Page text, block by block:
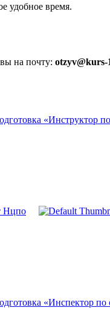
удобное время.
на почту: otzyv@kurs-
«Инструктор
Нцпо
«Инспектор по